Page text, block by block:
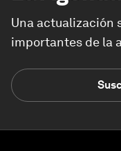
Una actualización
importantes de la